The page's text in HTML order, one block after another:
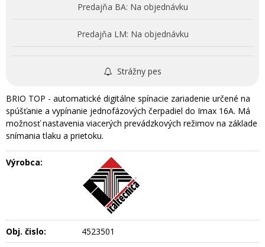
Predajňa BA: Na objednávku
Predajňa LM: Na objednávku
Strážny pes
BRIO TOP - automatické digitálne spínacie zariadenie určené na
spúšťanie a vypínanie jednofázových čerpadiel do Imax 16A. Má
možnosť nastavenia viacerých prevádzkových režimov na základe
snímania tlaku a prietoku.
Výrobca:
Obj. čislo:
4523501